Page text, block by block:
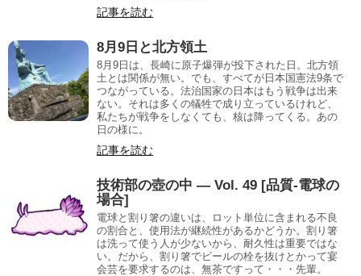
記事を読む
8月9日と北方領土
8月9日は、長崎に原子爆弾が投下された日。北方領
土とは関係が無い。でも、すべてが日本国憲法9条で
つながっている。法治国家の日本はもう戦争は出来
ない。それは多くの犠牲で成り立っているけれど、
私たちが戦争をしなくても、核は降ってくる。あの
日の様に。
記事を読む
技術部の壺の中 — Vol. 49 [品質-電球の
場合]
電球と割り箸の違いは、ロット単位に含まれる不良
の割合と、使用法が継続性があるかどうか。割り箸
は洗って使う人が少ないから、耐久性は重要ではな
い。だから、割り箸でビールの栓を抜けとかって宴
会芸を要求するのは、無茶ですって・・・先輩。